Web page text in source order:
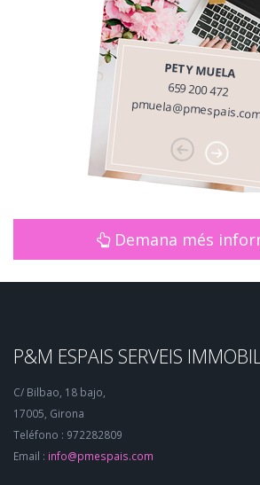
PETY MUELA
659 200 472
Demana més
P&M ESPAIS SERVEIS
C/ Bilbao, 18 bajo,
17005, Girona
Teléfono : 972282809
Email : info@pmespais.com